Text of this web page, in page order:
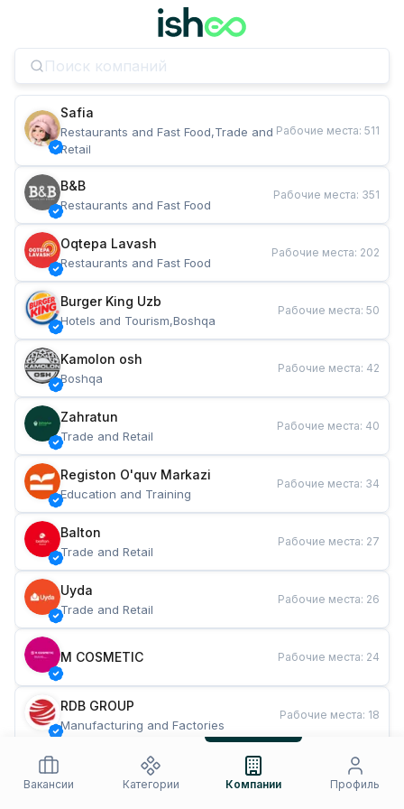
Safia
Restaurants and Fast Food,Trade and
Retail
Рабочие места: 511
B&B
Restaurants and Fast Food
Рабочие места: 351
Oqtepa Lavash
Restaurants and Fast Food
Рабочие места: 202
Burger King Uzb
Hotels and Tourism,Boshqa
Рабочие места: 50
Kamolon osh
Boshqa
Рабочие места: 42
Zahratun
Trade and Retail
Рабочие места: 40
Registon O'quv Markazi
Education and Training
Рабочие места: 34
Balton
Trade and Retail
Рабочие места: 27
Uyda
Trade and Retail
Рабочие места: 26
M COSMETIC Рабочие места: 24
RDB GROUP
Manufacturing and Factories
Рабочие места: 18
Restaurants and Fast Food
Рабочие места
Вакансии
Категории Компании Профиль